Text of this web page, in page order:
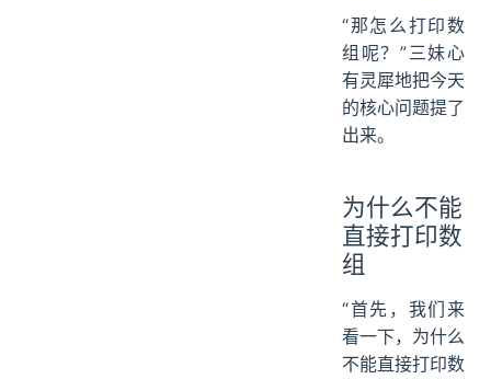
“那怎么打印数
组呢？”三妹心
有灵犀地把今天
的核心问题提了
出来。
为什么不能
直接打印数
组
“首先，我们来
看一下，为什么
不能直接打印数